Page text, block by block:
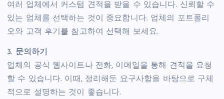
여러 업체에서 커스텀 견적을 받을 수 있습니다. 신뢰할 수
있는 업체를 선택하는 것이 중요합니다. 업체의 포트폴리
오와 고객 후기를 참고하여 선택해 보세요.
3. 문의하기
업체의 공식 웹사이트나 전화, 이메일을 통해 견적을 요청
할 수 있습니다. 이때, 정리해둔 요구사항을 바탕으로 구체
적으로 설명하는 것이 좋습니다.